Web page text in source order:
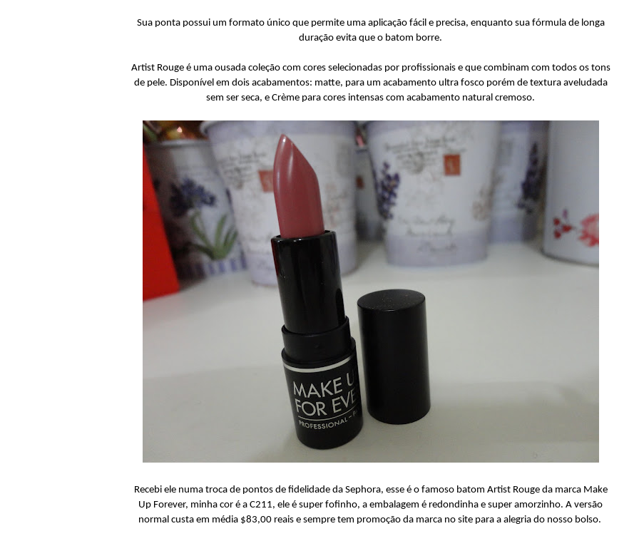
Sua ponta possui um formato único que permite uma aplicação fácil e precisa, enquanto sua fórmula de longa
duração evita que o batom borre.
Artist Rouge é uma ousada coleção com cores selecionadas por profissionais e que combinam com todos os tons
de pele. Disponível em dois acabamentos: matte, para um acabamento ultra fosco porém de textura aveludada
sem ser seca, e Crème para cores intensas com acabamento natural cremoso.
Recebi ele numa troca de pontos de fidelidade da Sephora, esse é o famoso batom Artist Rouge da marca Make
Up Forever, minha cor é a C211, ele é super fofinho, a embalagem é redondinha e super amorzinho. A versão
normal custa em média $83,00 reais e sempre tem promoção da marca no site para a alegria do nosso bolso.